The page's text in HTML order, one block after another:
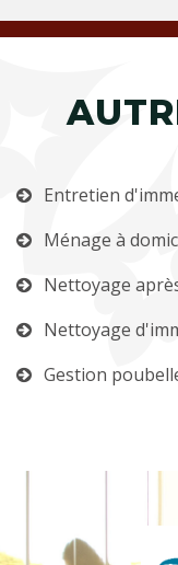
Entretien
Ménage à
Nettoyage
Nettoyage
Gestion